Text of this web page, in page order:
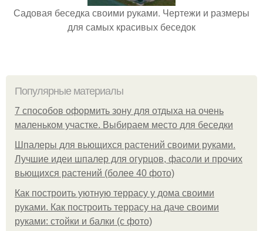
Садовая беседка своими руками. Чертежи и размеры
для самых красивых беседок
Популярные материалы
7 способов оформить зону для отдыха на очень
маленьком участке. Выбираем место для беседки
Шпалеры для вьющихся растений своими руками.
Лучшие идеи шпалер для огурцов, фасоли и прочих
вьющихся растений (более 40 фото)
Как построить уютную террасу у дома своими
руками. Как построить террасу на даче своими
руками: стойки и балки (с фото)